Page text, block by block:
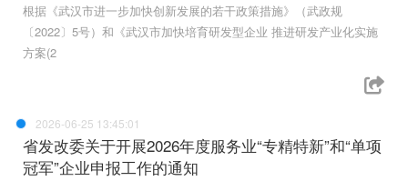
根据《武汉市进一步加快创新发展的若干政策措施》（武政规
〔2022〕5号）和《武汉市加快培育研发型企业 推进研发产业化实施
方案(2
2026-06-25 13:45:01
省发改委关于开展2026年度服务业“专精特新”和“单项
冠军”企业申报工作的通知